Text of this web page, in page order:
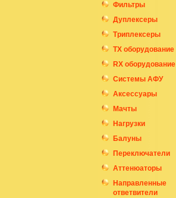
Фильтры
Дуплексеры
Триплексеры
ТХ оборудование
RX оборудование
Системы АФУ
Аксессуары
Мачты
Нагрузки
Балуны
Переключатели
Аттенюаторы
Направленные
ответвители